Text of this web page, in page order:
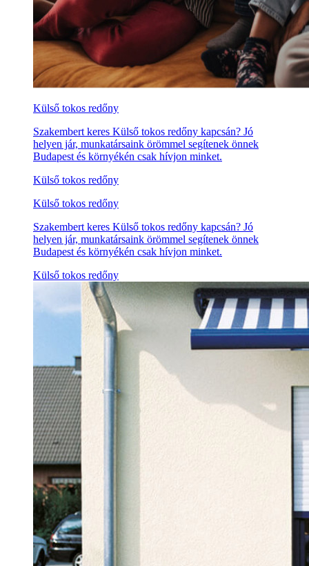
Külső tokos redőny
Szakembert keres Külső tokos redőny kapcsán? Jó
helyen jár, munkatársaink örömmel segítenek önnek
Budapest és környékén csak hívjon minket.
Külső tokos redőny
Külső tokos redőny
Szakembert keres Külső tokos redőny kapcsán? Jó
helyen jár, munkatársaink örömmel segítenek önnek
Budapest és környékén csak hívjon minket.
Külső tokos redőny